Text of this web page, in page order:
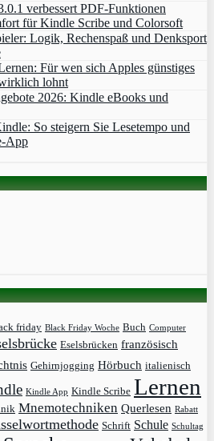
verbessert PDF-Funktionen
für Kindle Scribe und Colorsoft
Logik, Rechenspaß und Denksport
Für wen sich Apples günstiges
lohnt
2026: Kindle eBooks und
So steigern Sie Lesetempo und
App
friday Black Friday Woche Buch Computer
Eselsbrücken französisch
Gehirnjogging Hörbuch italienisch
Kindle App Kindle Scribe Lernen
Mnemotechniken Querlesen Rabatt
Schrift Schule Schultag